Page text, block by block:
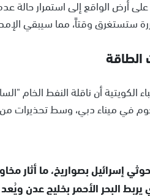
على أرض الواقع إلى استمرار
ستستغرق وقتاً، مما سيبقي
الطاقة
أن ناقلة النفط الخام
في ميناء دبي، وسط تحذيرات
إسرائيل بصواريخ، ما أثار
البحر الأحمر بخليج عدن